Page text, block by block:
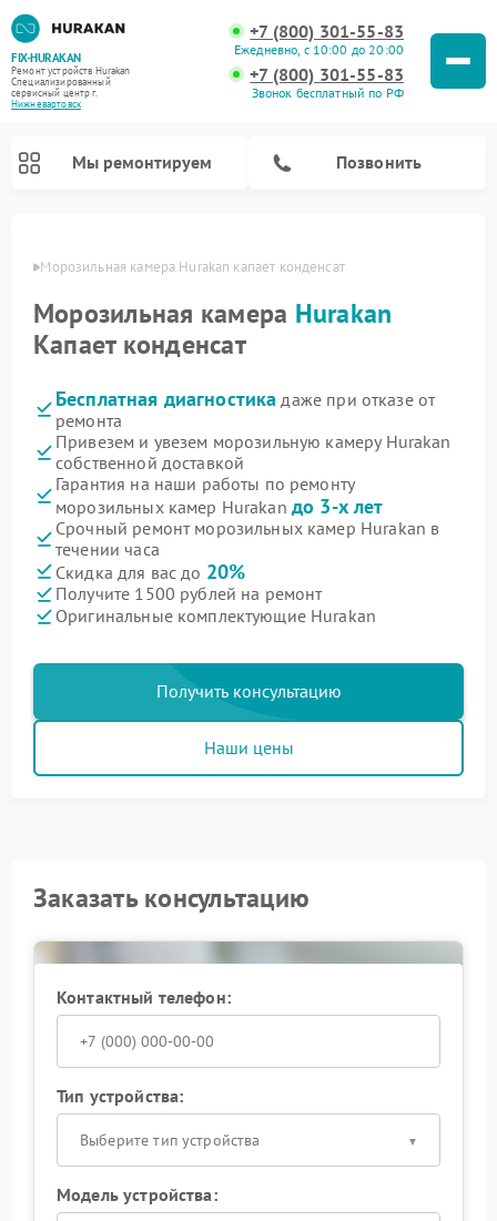
FIX-HURAKAN
Ремонт устройств Hurakan
Специализированный
cервисный центр г.
Нижневартовск
+7 (800) 301-55-83
Ежедневно, с 10:00 до 20:00
+7 (800) 301-55-83
Звонок бесплатный по РФ
Мы ремонтируем Позвонить
Морозильная камера Hurakan капает конденсат
Морозильная камера Hurakan
Капает конденсат
Бесплатная диагностика даже при отказе от
ремонта
Привезем и увезем морозильную камеру Hurakan
собственной доставкой
Гарантия на наши работы по ремонту
морозильных камер Hurakan до 3-х лет
Срочный ремонт морозильных камер Hurakan в
течении часа
Скидка для вас до 20%
Получите 1500 рублей на ремонт
Оригинальные комплектующие Hurakan
Получить консультацию
Наши цены
Заказать консультацию
Контактный телефон:
Тип устройства:
Выберите тип устройства
Модель устройства: